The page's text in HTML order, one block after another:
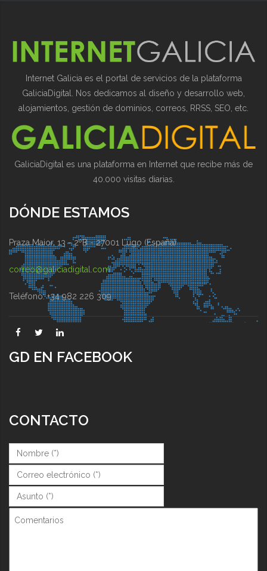
Internet Galicia es el portal de servicios de la plataforma
GaliciaDigital. Nos dedicamos al diseño y desarrollo web,
alojamientos, gestión de dominios, correos, RRSS, SEO, etc.
GaliciaDigital es una plataforma en Internet que recibe más de
40.000 visitas diarias.
DÓNDE ESTAMOS
Praza Maior, 13 - 2ºB - 27001 Lugo (España)
correo@galiciadigital.com
Teléfono: +34 982 226 309
GD EN FACEBOOK
CONTACTO
Nombre (*)*
Correo (*)*
Asunto (*)*
Comentarios